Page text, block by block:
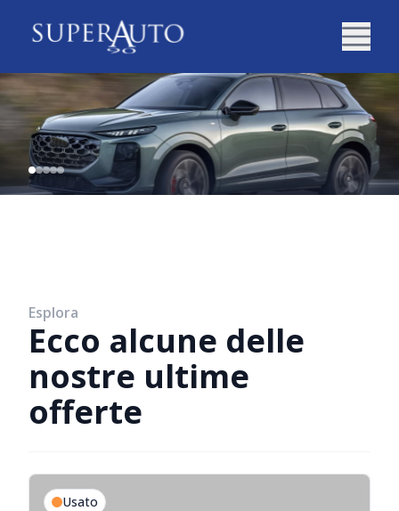
Esplora
Ecco alcune delle
nostre ultime
offerte
Usato